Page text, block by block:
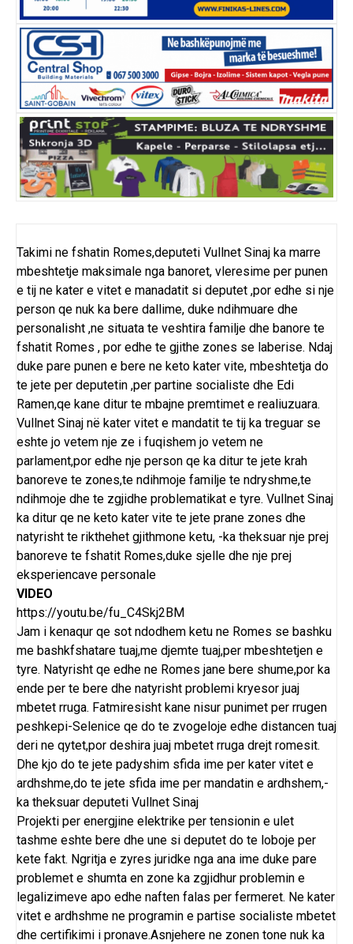
Takimi ne fshatin Romes,deputeti Vullnet Sinaj ka marre
mbeshtetje maksimale nga banoret, vleresime per punen
e tij ne kater e vitet e manadatit si deputet ,por edhe si nje
person qe nuk ka bere dallime, duke ndihmuare dhe
personalisht ,ne situata te veshtira familje dhe banore te
fshatit Romes , por edhe te gjithe zones se laberise. Ndaj
duke pare punen e bere ne keto kater vite, mbeshtetja do
te jete per deputetin ,per partine socialiste dhe Edi
Ramen,qe kane ditur te mbajne premtimet e realiuzuara.
Vullnet Sinaj në kater vitet e mandatit te tij ka treguar se
eshte jo vetem nje ze i fuqishem jo vetem ne
parlament,por edhe nje person qe ka ditur te jete krah
banoreve te zones,te ndihmoje familje te ndryshme,te
ndihmoje dhe te zgjidhe problematikat e tyre. Vullnet Sinaj
ka ditur qe ne keto kater vite te jete prane zones dhe
natyrisht te rikthehet gjithmone ketu, -ka theksuar nje prej
banoreve te fshatit Romes,duke sjelle dhe nje prej
eksperiencave personale
VIDEO
https://youtu.be/fu_C4Skj2BM
Jam i kenaqur qe sot ndodhem ketu ne Romes se bashku
me bashkfshatare tuaj,me djemte tuaj,per mbeshtetjen e
tyre. Natyrisht qe edhe ne Romes jane bere shume,por ka
ende per te bere dhe natyrisht problemi kryesor juaj
mbetet rruga. Fatmiresisht kane nisur punimet per rrugen
peshkepi-Selenice qe do te zvogeloje edhe distancen tuaj
deri ne qytet,por deshira juaj mbetet rruga drejt romesit.
Dhe kjo do te jete padyshim sfida ime per kater vitet e
ardhshme,do te jete sfida ime per mandatin e ardhshem,-
ka theksuar deputeti Vullnet Sinaj
Projekti per energjine elektrike per tensionin e ulet
tashme eshte bere dhe une si deputet do te loboje per
kete fakt. Ngritja e zyres juridke nga ana ime duke pare
problemet e shumta en zone ka zgjidhur problemin e
legalizimeve apo edhe naften falas per fermeret. Ne kater
vitet e ardhshme ne programin e partise socialiste mbetet
dhe certifikimi i pronave.Asnjehere ne zonen tone nuk ka